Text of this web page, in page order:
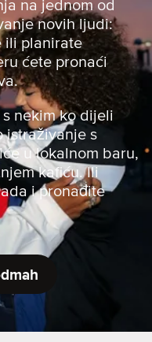
na jednom od
novih ljudi:
ili planirate
ćete pronaći
nekim ko dijeli
istraživanje s
u lokalnom baru,
kafiću. Ili
i pronađite